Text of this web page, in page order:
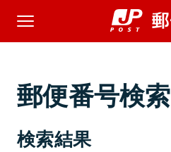
郵便番号検索
検索結果